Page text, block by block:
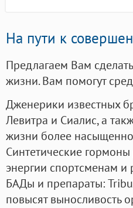
На пути к
Предлагаем Вам
жизни. Вам помогут
Дженерики известных
Левитра и Сиалис, а
жизни более
Синтетические гормоны
энергии спортсменам
БАДы и препараты:
повысят выносливость